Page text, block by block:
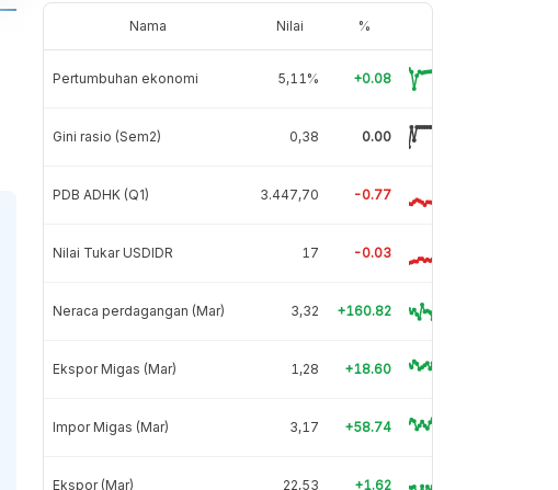
Nama Nilai %
Pertumbuhan ekonomi 5,11% +0.08
Gini rasio (Sem2) 0,38 0.00
PDB ADHK (Q1) 3.447,70 -0.77
Nilai Tukar USDIDR 17 -0.03
Neraca perdagangan (Mar) 3,32 +160.82
Ekspor Migas (Mar) 1,28 +18.60
Impor Migas (Mar) 3,17 +58.74
Ekspor (Mar) 22,53 +1.62